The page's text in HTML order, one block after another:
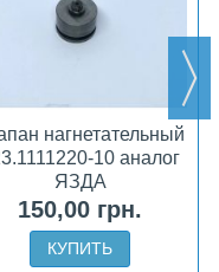
нагнетательный
10 аналог
ЯЗДА
150,00 грн.
КУПИТЬ